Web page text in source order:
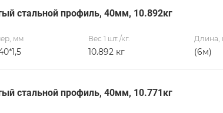
стальной профиль, 40мм, 10.892кг
мм Вес 1 шт./кг.
10.892 кг
Длина,
(6м)
стальной профиль, 40мм, 10.771кг